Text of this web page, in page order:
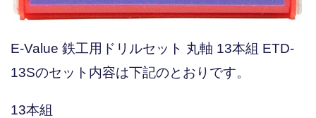
E-Value 鉄工用ドリルセット 丸軸 13本組 ETD-
13Sのセット内容は下記のとおりです。
13本組